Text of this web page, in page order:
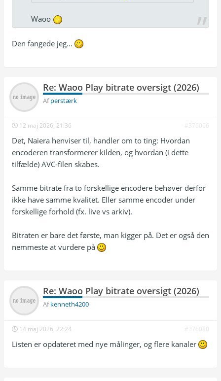
Waoo
Den fangede jeg...
Re: Waoo Play bitrate oversigt (2026)
Afperstærk
12 maj 2026, 21:36 #376066
Det, Naiera henviser til, handler om to ting: Hvordan
encoderen transformerer kilden, og hvordan (i dette
tilfælde) AVC-filen skabes.
Samme bitrate fra to forskellige encodere behøver derfor
ikke have samme kvalitet. Eller samme encoder under
forskellige forhold (fx. live vs arkiv).
Bitraten er bare det første, man kigger på. Det er også den
nemmeste at vurdere på
Re: Waoo Play bitrate oversigt (2026)
Afkenneth4200
14 maj 2026, 22:24 #376080
Listen er opdateret med nye målinger, og flere kanaler